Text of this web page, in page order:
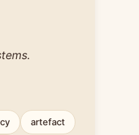
artefact